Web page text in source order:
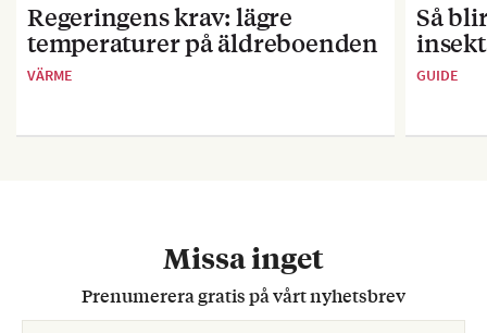
Regeringens krav: lägre
temperaturer på äldreboenden
VÄRME
Så
GUIDE
Missa inget
Prenumerera gratis på vårt nyhetsbrev